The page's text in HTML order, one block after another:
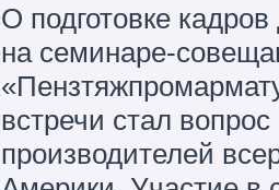
О подготовке
на семинаре-
встречи стал
производителей